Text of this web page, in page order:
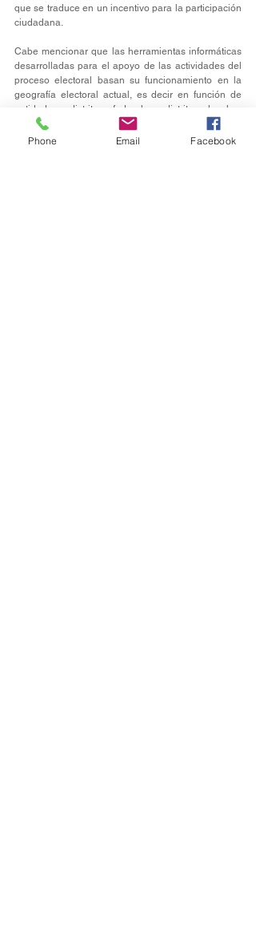
que se traduce en un incentivo para la participación
ciudadana.
Cabe mencionar que las herramientas informáticas
desarrolladas para el apoyo de las actividades del
proceso electoral basan su funcionamiento en la
geografía electoral actual, es decir en función de
entidades, distritos federales, distritos locales,
circunscripciones y secciones.
Phone Email Facebook